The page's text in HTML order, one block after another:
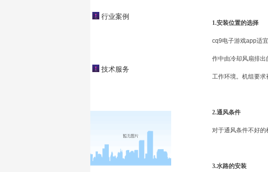
行业案例
技术服务
1.安装位置的选择
cq9电子游戏app适
作中由冷却风扇排出
工作环境。机组要求
2.通风条件
对于通风条件不好的
3.水路的安装